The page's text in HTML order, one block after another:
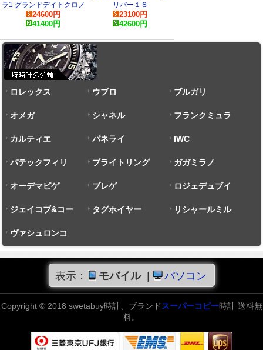
ラ1 グランドデイトクロノ
CAH1012.BT0717 コピー
時計
24600円
41400円
リバー１８
CAT2110.BA0959 スーパ
ーコピー 時計
23100円
42600円
ロレックス ウブロ ブルガリ
オメガ シャネル フランクミュラ
ー
カルティエ パネライ IWC
パテックフィリ
ップ
ブライトリング ガガミラノ
オーデマピゲ ブレゲ ロジェデュブイ
ジェイコブ&コー タグホイヤー リシャールミル
ヴァシュロンコ
ンスタンタン
表示： モバイル パソコン
Copyright © 2018 swetabuy時計、ブランド スーパーコピー時計 送料無
料。